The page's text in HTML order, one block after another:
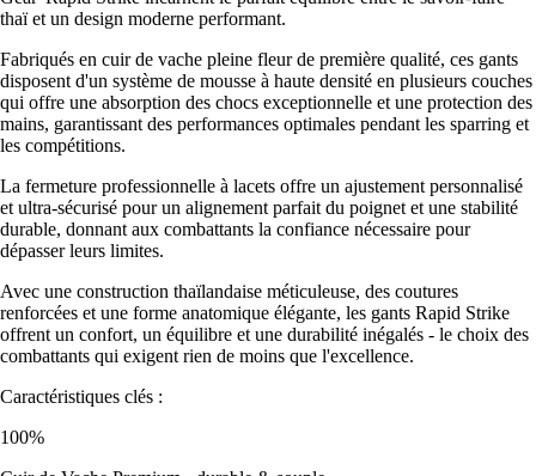
thaï et un design moderne performant.
Fabriqués en cuir de vache pleine fleur de première qualité, ces gants
disposent d'un système de mousse à haute densité en plusieurs couches
qui offre une absorption des chocs exceptionnelle et une protection des
mains, garantissant des performances optimales pendant les sparring et
les compétitions.
La fermeture professionnelle à lacets offre un ajustement personnalisé
et ultra-sécurisé pour un alignement parfait du poignet et une stabilité
durable, donnant aux combattants la confiance nécessaire pour
dépasser leurs limites.
Avec une construction thaïlandaise méticuleuse, des coutures
renforcées et une forme anatomique élégante, les gants Rapid Strike
offrent un confort, un équilibre et une durabilité inégalés - le choix des
combattants qui exigent rien de moins que l'excellence.
Caractéristiques clés :
100%